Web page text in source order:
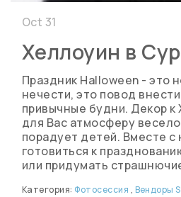
Хеллоуин в
Праздник Halloween - это
нечести, это повод
привычные будни. Декор к
для Вас атмосферу
порадует детей. Вместе
готовиться к
или придумать
Oct 31
Категория: Фотосессия , Вендоры